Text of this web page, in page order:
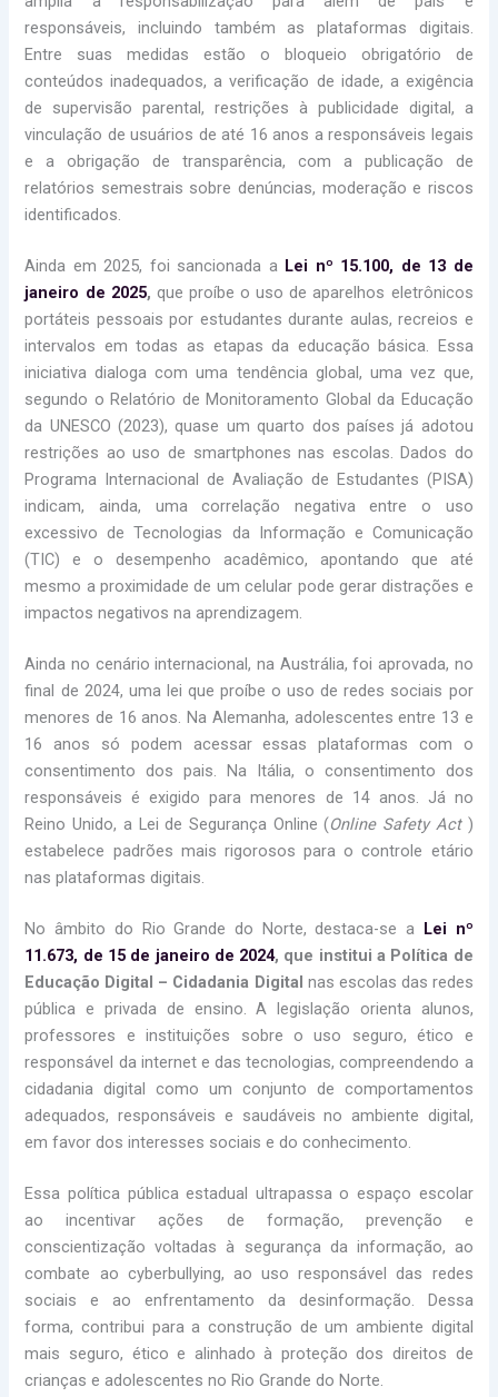
responsáveis, incluindo também as plataformas digitais.
Entre suas medidas estão o bloqueio obrigatório de
conteúdos inadequados, a verificação de idade, a exigência
de supervisão parental, restrições à publicidade digital, a
vinculação de usuários de até 16 anos a responsáveis legais
e a obrigação de transparência, com a publicação de
relatórios semestrais sobre denúncias, moderação e riscos
identificados.
Ainda em 2025, foi sancionada a Lei nº 15.100, de 13 de
janeiro de 2025, que proíbe o uso de aparelhos eletrônicos
portáteis pessoais por estudantes durante aulas, recreios e
intervalos em todas as etapas da educação básica. Essa
iniciativa dialoga com uma tendência global, uma vez que,
segundo o Relatório de Monitoramento Global da Educação
da UNESCO (2023), quase um quarto dos países já adotou
restrições ao uso de smartphones nas escolas. Dados do
Programa Internacional de Avaliação de Estudantes (PISA)
indicam, ainda, uma correlação negativa entre o uso
excessivo de Tecnologias da Informação e Comunicação
(TIC) e o desempenho acadêmico, apontando que até
mesmo a proximidade de um celular pode gerar distrações e
impactos negativos na aprendizagem.
Ainda no cenário internacional, na Austrália, foi aprovada, no
final de 2024, uma lei que proíbe o uso de redes sociais por
menores de 16 anos. Na Alemanha, adolescentes entre 13 e
16 anos só podem acessar essas plataformas com o
consentimento dos pais. Na Itália, o consentimento dos
responsáveis é exigido para menores de 14 anos. Já no
Reino Unido, a Lei de Segurança Online (Online Safety Act)
estabelece padrões mais rigorosos para o controle etário
nas plataformas digitais.
No âmbito do Rio Grande do Norte, destaca-se a Lei nº
11.673, de 15 de janeiro de 2024, que institui a Política de
Educação Digital – Cidadania Digital nas escolas das redes
pública e privada de ensino. A legislação orienta alunos,
professores e instituições sobre o uso seguro, ético e
responsável da internet e das tecnologias, compreendendo a
cidadania digital como um conjunto de comportamentos
adequados, responsáveis e saudáveis no ambiente digital,
em favor dos interesses sociais e do conhecimento.
Essa política pública estadual ultrapassa o espaço escolar
ao incentivar ações de formação, prevenção e
conscientização voltadas à segurança da informação, ao
combate ao cyberbullying, ao uso responsável das redes
sociais e ao enfrentamento da desinformação. Dessa
forma, contribui para a construção de um ambiente digital
mais seguro, ético e alinhado à proteção dos direitos de
crianças e adolescentes no Rio Grande do Norte.